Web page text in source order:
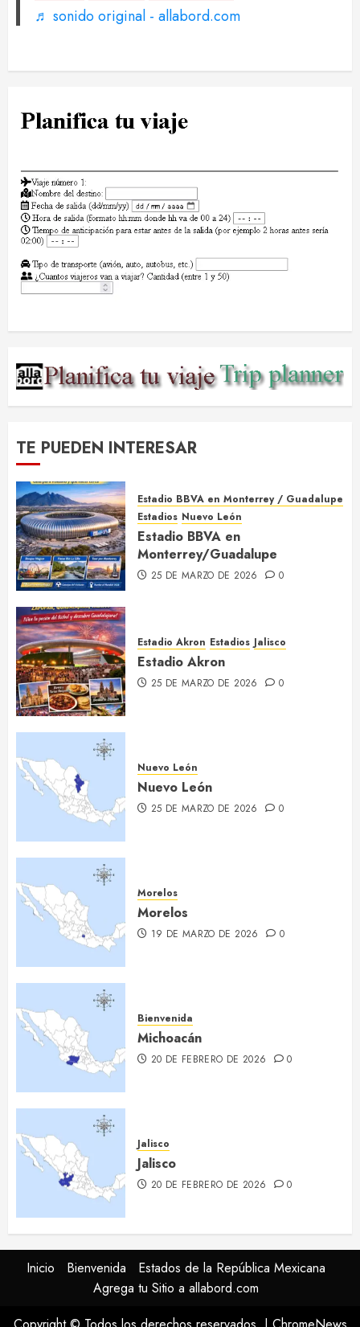
♬ sonido original - allabord.com
TE PUEDEN INTERESAR
Estadio BBVA en Monterrey / Guadalupe
Estadios Nuevo León
Estadio BBVA en
Monterrey/Guadalupe
25 DE MARZO DE 2026 0
Estadio Akron Estadios Jalisco
Estadio Akron
25 DE MARZO DE 2026 0
Nuevo León
Nuevo León
25 DE MARZO DE 2026 0
Morelos
Morelos
19 DE MARZO DE 2026 0
Bienvenida
Michoacán
20 DE FEBRERO DE 2026 0
Jalisco
Jalisco
20 DE FEBRERO DE 2026 0
Inicio Bienvenida
Estados de la República Mexicana
Agrega tu Sitio a allabord.com